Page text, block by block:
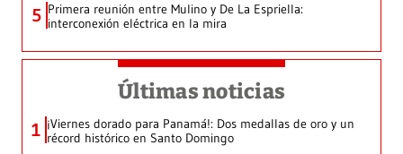
5 Primera reunión entre Mulino y De La Espriella:
interconexión eléctrica en la mira
Últimas noticias
1 ¡Viernes dorado para Panamá!: Dos medallas de oro y un
récord histórico en Santo Domingo